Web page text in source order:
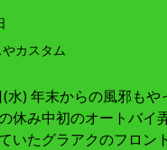
カスタム
水) 年末からの風邪もや
休み中初のオートバイ
いたグラアクのフロン